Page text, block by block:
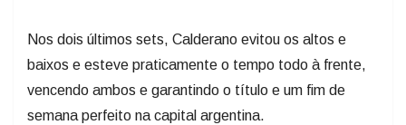
Nos dois últimos sets, Calderano evitou os altos e
baixos e esteve praticamente o tempo todo à frente,
vencendo ambos e garantindo o título e um fim de
semana perfeito na capital argentina.